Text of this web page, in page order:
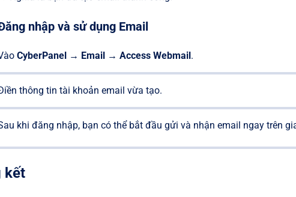
nhập và sử dụng Email
CyberPanel→ Email→ Access Webmail.
thông tin tài khoản email vừa tạo.
khi đăng nhập, bạn có thể bắt đầu gửi và nhận email ngay trên
kết